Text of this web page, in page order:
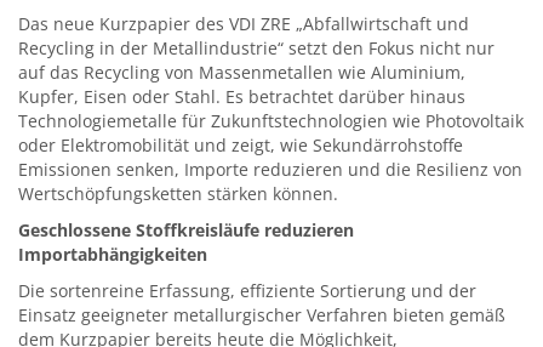
Das neue Kurzpapier des VDI ZRE „Abfallwirtschaft und
Recycling in der Metallindustrie“ setzt den Fokus nicht nur
auf das Recycling von Massenmetallen wie Aluminium,
Kupfer, Eisen oder Stahl. Es betrachtet darüber hinaus
Technologiemetalle für Zukunftstechnologien wie Photovoltaik
oder Elektromobilität und zeigt, wie Sekundärrohstoffe
Emissionen senken, Importe reduzieren und die Resilienz von
Wertschöpfungsketten stärken können.
Geschlossene Stoffkreisläufe reduzieren
Importabhängigkeiten
Die sortenreine Erfassung, effiziente Sortierung und der
Einsatz geeigneter metallurgischer Verfahren bieten gemäß
dem Kurzpapier bereits heute die Möglichkeit,